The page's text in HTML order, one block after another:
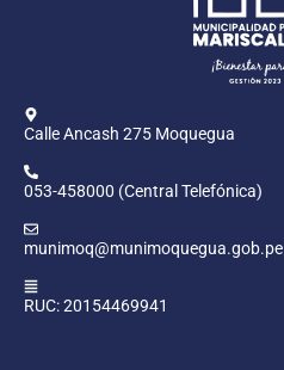
Calle Ancash 275 Moquegua
053-458000 (Central Telefónica)
munimoq@munimoquegua.gob.pe
RUC: 20154469941